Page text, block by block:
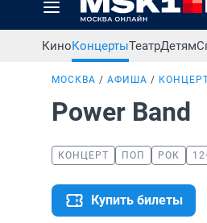
КиноКонцертыТеатрДетям
МОСКВА АФИША
Power Band
КОНЦЕРТ ПОП РОК
Купить билеты